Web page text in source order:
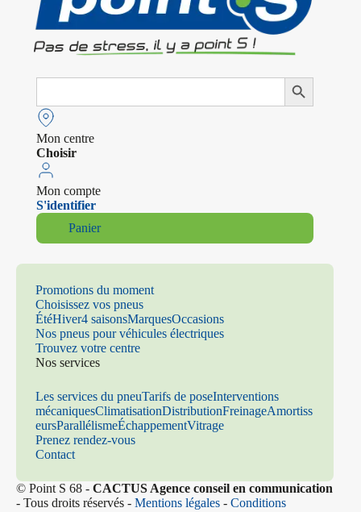
Search
Search Button
Mon centre
Choisir
Mon compte
S'identifier
Panier
Promotions du moment
Choisissez vos pneus
ÉtéHiver4 saisonsMarquesOccasions
Nos pneus pour véhicules électriques
Trouvez votre centre
Nos services
Les services du pneuTarifs de poseInterventions
mécaniquesClimatisationDistributionFreinageAmortiss
eursParallélismeÉchappementVitrage
Prenez rendez-vous
Contact
© Point S 68 - CACTUS Agence conseil en communication
- Tous droits réservés - Mentions légales - Conditions